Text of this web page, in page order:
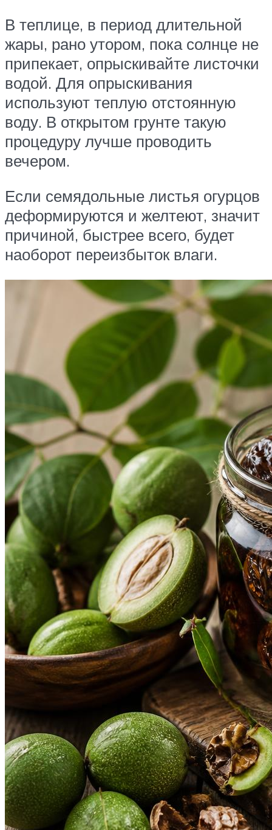
В теплице, в период длительной
жары, рано утором, пока солнце не
припекает, опрыскивайте листочки
водой. Для опрыскивания
используют теплую отстоянную
воду. В открытом грунте такую
процедуру лучше проводить
вечером.
Если семядольные листья огурцов
деформируются и желтеют, значит
причиной, быстрее всего, будет
наоборот переизбыток влаги.